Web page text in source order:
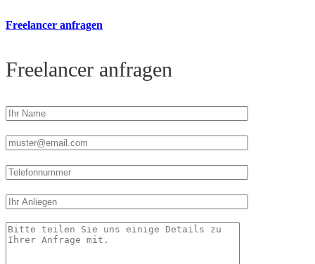
Freelancer anfragen
Freelancer anfragen